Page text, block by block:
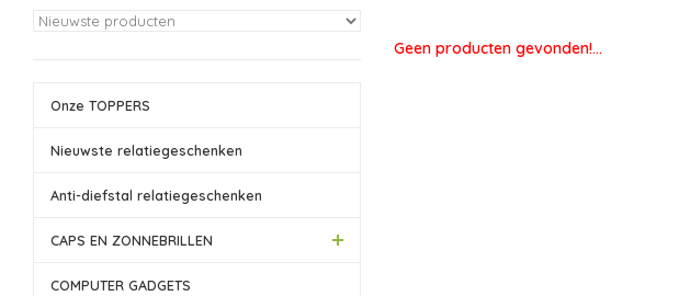
Onze TOPPERS
Nieuwste relatiegeschenken
Anti-diefstal relatiegeschenken
CAPS EN ZONNEBRILLEN
COMPUTER GADGETS
Geen producten gevonden!...